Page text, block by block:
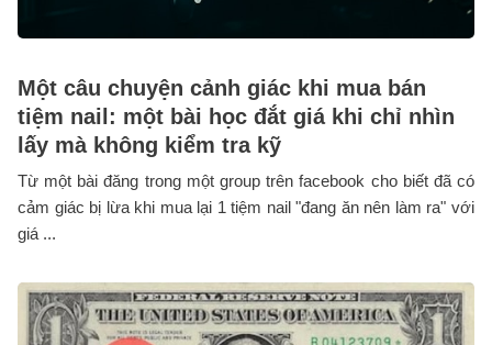
Một câu chuyện cảnh giác khi mua bán
tiệm nail: một bài học đắt giá khi chỉ nhìn
lấy mà không kiểm tra kỹ
Từ một bài đăng trong một group trên facebook cho biết đã có
cảm giác bị lừa khi mua lại 1 tiệm nail "đang ăn nên làm ra" với
giá ...